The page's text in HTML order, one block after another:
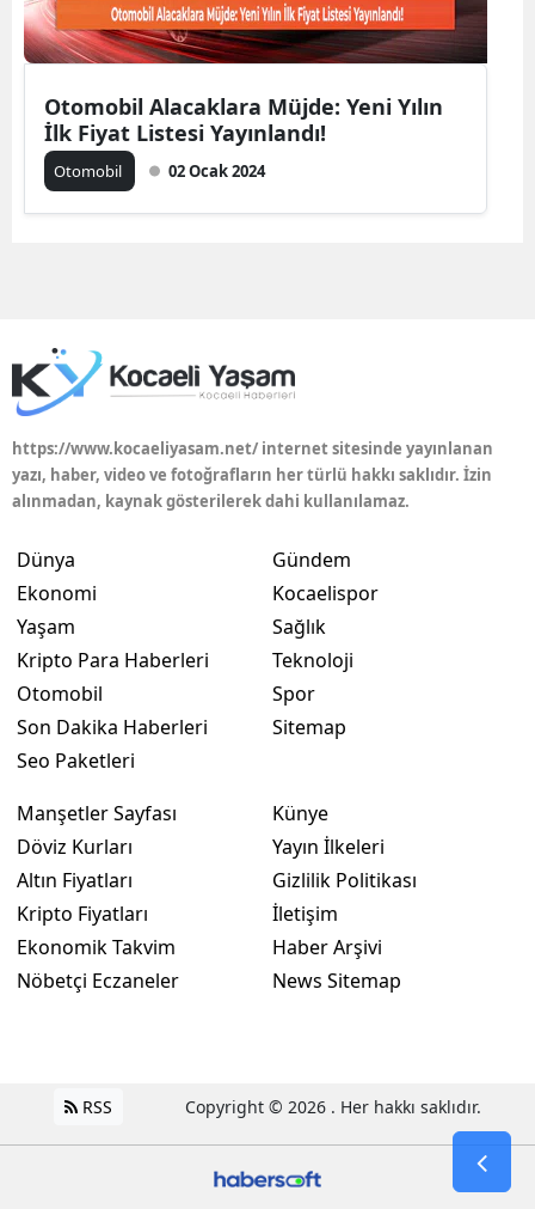
Kocaeli
Nevşehir
Sivas
Tokat
Şanlıurfa
Otomobil Alacaklara Müjde: Yeni Yılın
İlk Fiyat Listesi Yayınlandı!
Otomobil 02 Ocak 2024
https://www.kocaeliyasam.net/ internet sitesinde yayınlanan
yazı, haber, video ve fotoğrafların her türlü hakkı saklıdır. İzin
alınmadan, kaynak gösterilerek dahi kullanılamaz.
Dünya
Ekonomi
Yaşam
Kripto Para Haberleri
Otomobil
Son Dakika Haberleri
Seo Paketleri
Gündem
Kocaelispor
Sağlık
Teknoloji
Spor
Sitemap
Manşetler Sayfası
Döviz Kurları
Altın Fiyatları
Kripto Fiyatları
Ekonomik Takvim
Nöbetçi Eczaneler
Künye
Yayın İlkeleri
Gizlilik Politikası
İletişim
Haber Arşivi
News Sitemap
RSS Copyright © 2026 . Her hakkı saklıdır.